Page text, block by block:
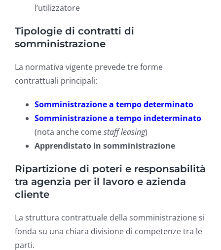
l’utilizzatore
Tipologie di contratti di
somministrazione
La normativa vigente prevede tre forme
contrattuali principali:
Somministrazione a tempo determinato
Somministrazione a tempo indeterminato
(nota anche comestaff leasing)
Apprendistato in somministrazione
Ripartizione di poteri e responsabilità
tra agenzia per il lavoro e azienda
cliente
La struttura contrattuale della somministrazione si
fonda su una chiara divisione di competenze tra le
parti.